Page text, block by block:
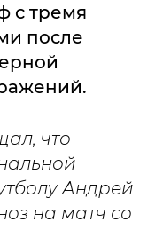
с тремя
после
что
Андрей
на матч со